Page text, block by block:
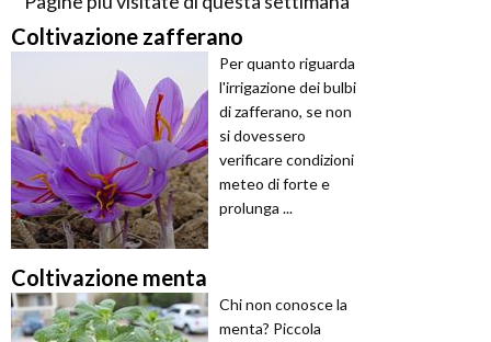
Coltivazione zafferano
Per quanto riguarda
l'irrigazione dei bulbi
di zafferano, se non
si dovessero
verificare condizioni
meteo di forte e
prolunga ...
Coltivazione menta
Chi non conosce la
menta? Piccola